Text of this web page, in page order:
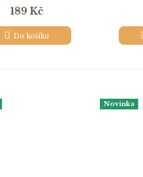
189 Kč
Do košíku
Novinka